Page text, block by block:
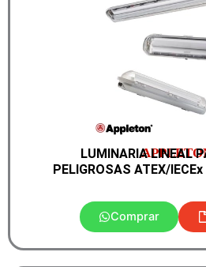
LUMINARIA LINEAL
PELIGROSAS ATEX/
Comprar